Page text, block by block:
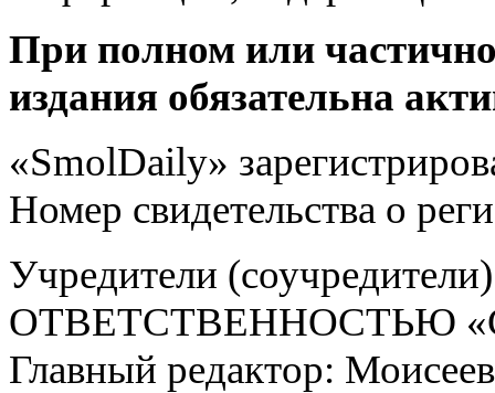
При полном или
издания обязательна
«SmolDaily»
Номер свидетельства о
Учредители
ОТВЕТСТВЕННОСТЬЮ
Главный редактор: